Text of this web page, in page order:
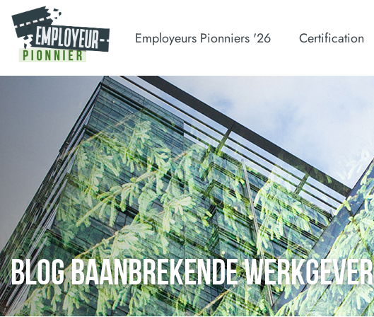
Employeurs Pionniers '26 Certification
BLOG BAANBREKENDE WERKGEVER